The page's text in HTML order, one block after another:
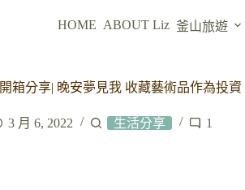
HOME ABOUT Liz 釜山旅遊
箱分享| 晚安夢見我 收藏藝術品作為投
3 月 6, 2022 生活分享 1